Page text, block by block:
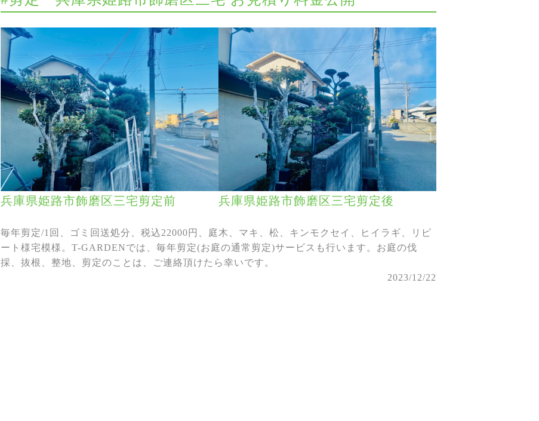
兵庫県姫路市飾磨区三宅剪定前 兵庫県姫路市飾磨区三宅剪定後
毎年剪定/1回、ゴミ回送処分、税込22000円、庭木、マキ、松、キンモクセイ、ヒイラギ、リピ
ート様宅模様。T-GARDENでは、毎年剪定(お庭の通常剪定)サービスも行います。お庭の伐
採、抜根、整地、剪定のことは、ご連絡頂けたら幸いです。
2023/12/22